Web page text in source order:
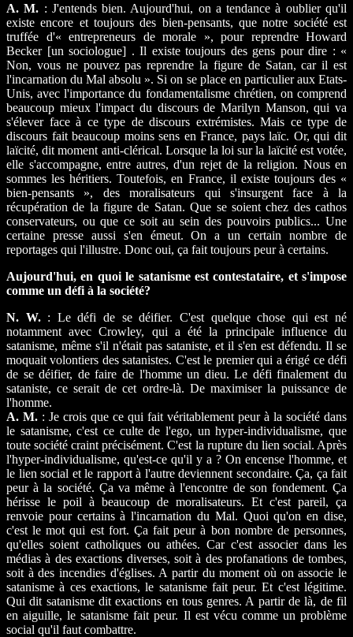
A. M. : J'entends bien. Aujourd'hui, on a tendance à oublier qu'il
existe encore et toujours des bien-pensants, que notre société est
truffée d'« entrepreneurs de morale », pour reprendre Howard
Becker [un sociologue] . Il existe toujours des gens pour dire : «
Non, vous ne pouvez pas reprendre la figure de Satan, car il est
l'incarnation du Mal absolu ». Si on se place en particulier aux Etats-
Unis, avec l'importance du fondamentalisme chrétien, on comprend
beaucoup mieux l'impact du discours de Marilyn Manson, qui va
s'élever face à ce type de discours extrémistes. Mais ce type de
discours fait beaucoup moins sens en France, pays laïc. Or, qui dit
laïcité, dit moment anti-clérical. Lorsque la loi sur la laïcité est votée,
elle s'accompagne, entre autres, d'un rejet de la religion. Nous en
sommes les héritiers. Toutefois, en France, il existe toujours des «
bien-pensants », des moralisateurs qui s'insurgent face à la
récupération de la figure de Satan. Que se soient chez des cathos
conservateurs, ou que ce soit au sein des pouvoirs publics... Une
certaine presse aussi s'en émeut. On a un certain nombre de
reportages qui l'illustre. Donc oui, ça fait toujours peur à certains.
Aujourd'hui, en quoi le satanisme est contestataire, et s'impose
comme un défi à la société?
N. W.: Le défi de se déifier. C'est quelque chose qui est né
notamment avec Crowley, qui a été la principale influence du
satanisme, même s'il n'était pas sataniste, et il s'en est défendu. Il se
moquait volontiers des satanistes. C'est le premier qui a érigé ce défi
de se déifier, de faire de l'homme un dieu. Le défi finalement du
sataniste, ce serait de cet ordre-là. De maximiser la puissance de
l'homme.
A. M. : Je crois que ce qui fait véritablement peur à la société dans
le satanisme, c'est ce culte de l'ego, un hyper-individualisme, que
toute société craint précisément. C'est la rupture du lien social. Après
l'hyper-individualisme, qu'est-ce qu'il y a ? On encense l'homme, et
le lien social et le rapport à l'autre deviennent secondaire. Ça, ça fait
peur à la société. Ça va même à l'encontre de son fondement. Ça
hérisse le poil à beaucoup de moralisateurs. Et c'est pareil, ça
renvoie pour certains à l'incarnation du Mal. Quoi qu'on en dise,
c'est le mot qui est fort. Ça fait peur à bon nombre de personnes,
qu'elles soient catholiques ou athées. Car c'est associer dans les
médias à des exactions diverses, soit à des profanations de tombes,
soit à des incendies d'églises. A partir du moment où on associe le
satanisme à ces exactions, le satanisme fait peur. Et c'est légitime.
Qui dit satanisme dit exactions en tous genres. A partir de là, de fil
en aiguille, le satanisme fait peur. Il est vécu comme un problème
social qu'il faut combattre.